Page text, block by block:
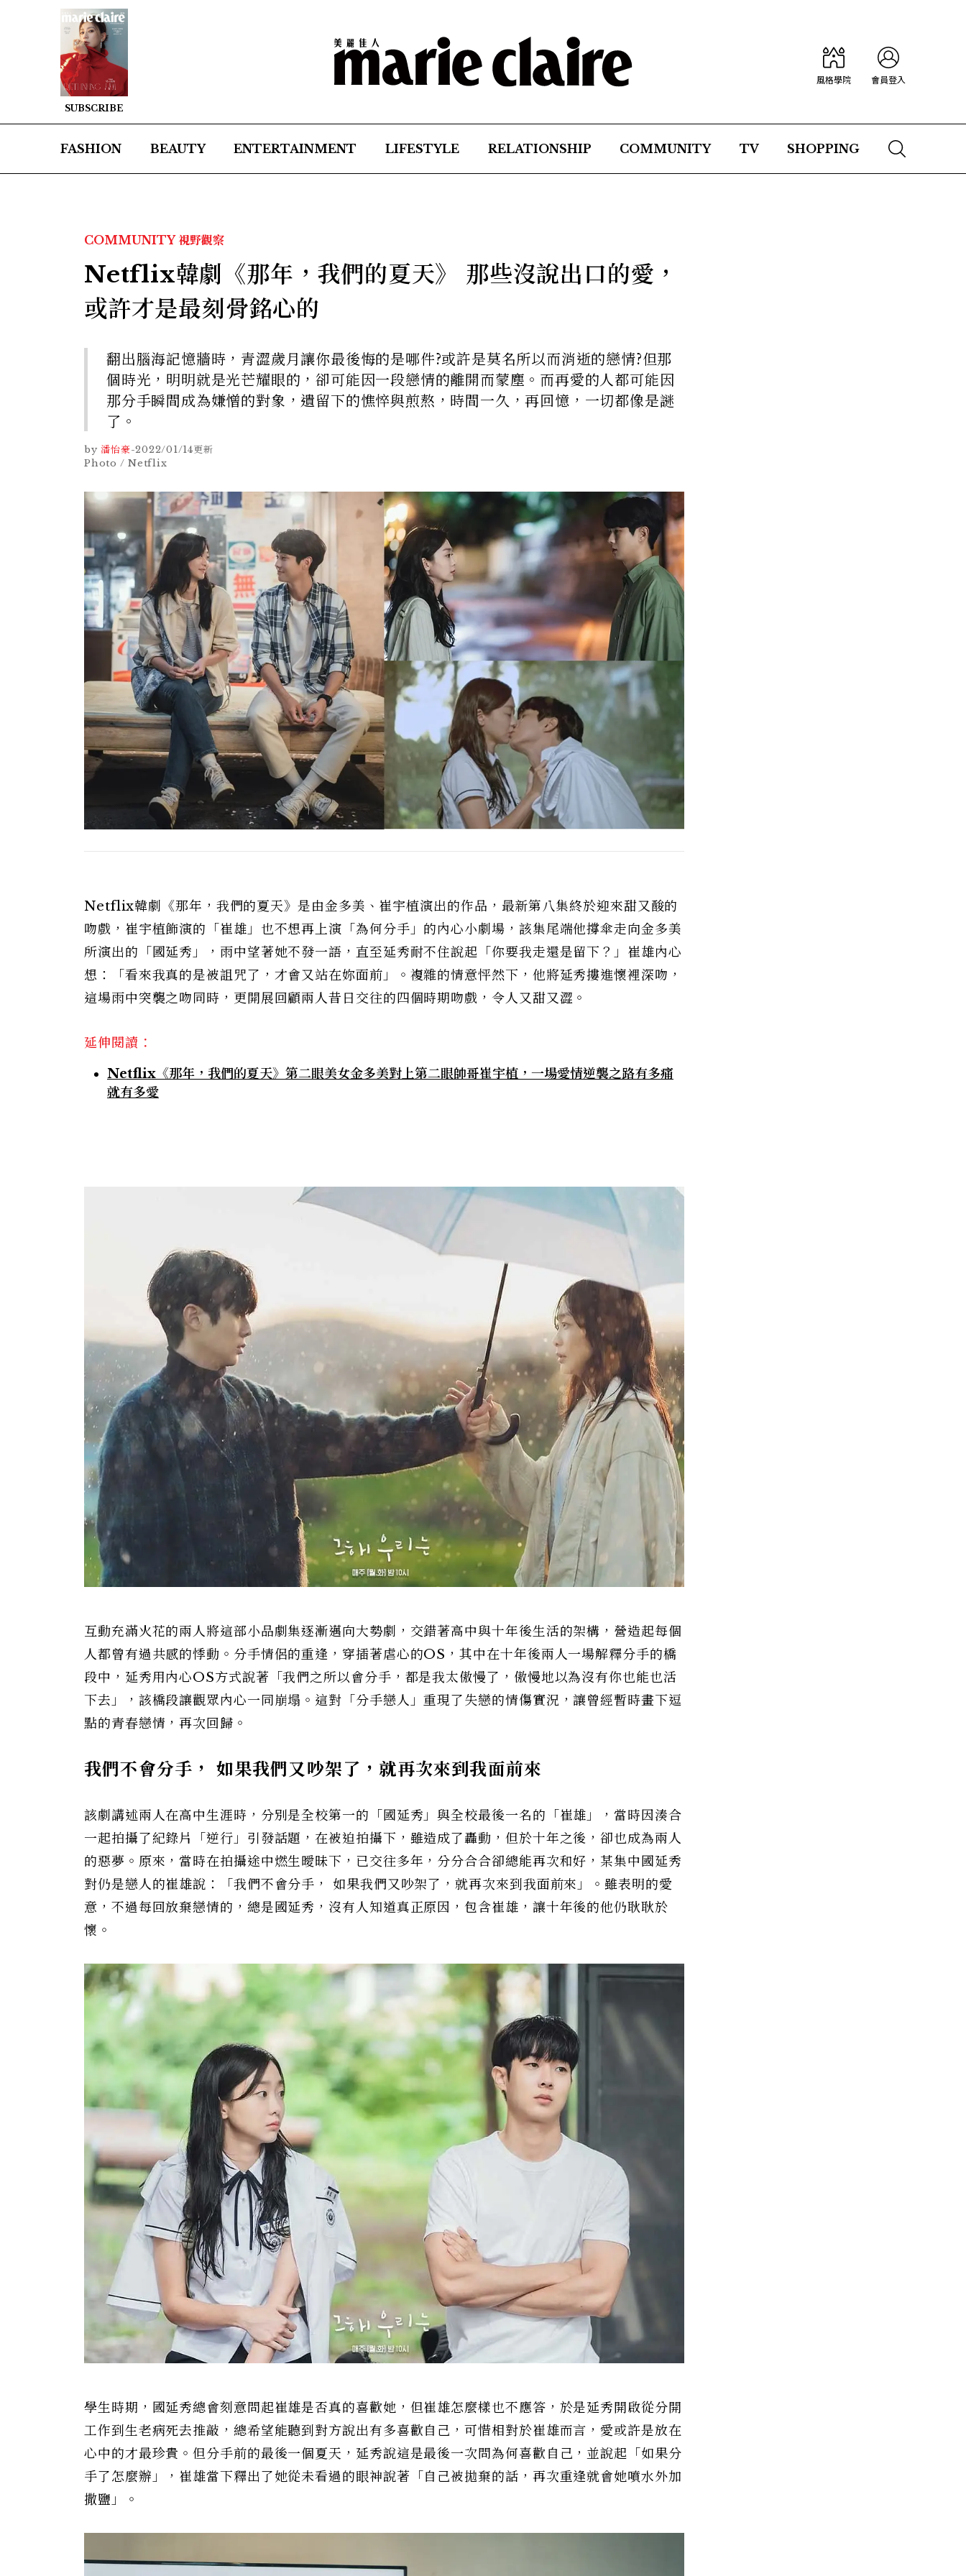
SUBSCRIBE
風格學院 會員登入
FASHION BEAUTY ENTERTAINMENT LIFESTYLE RELATIONSHIP COMMUNITY TV SHOPPING
COMMUNITY 視野觀察
Netflix韓劇《那年，我們的夏天》 那些沒說出口的愛，
或許才是最刻骨銘心的
翻出腦海記憶牆時，青澀歲月讓你最後悔的是哪件?或許是莫名所以而消逝的戀情?但那
個時光，明明就是光芒耀眼的，卻可能因一段戀情的離開而蒙塵。而再愛的人都可能因
那分手瞬間成為嫌憎的對象，遺留下的憔悴與煎熬，時間一久，再回憶，一切都像是謎
了。
by 潘怡豪-2022/01/14更新
Photo / Netflix
Netflix韓劇《那年，我們的夏天》是由金多美、崔宇植演出的作品，最新第八集終於迎來甜又酸的
吻戲，崔宇植飾演的「崔雄」也不想再上演「為何分手」的內心小劇場，該集尾端他撐傘走向金多美
所演出的「國延秀」，雨中望著她不發一語，直至延秀耐不住說起「你要我走還是留下？」崔雄內心
想：「看來我真的是被詛咒了，才會又站在妳面前」。複雜的情意怦然下，他將延秀摟進懷裡深吻，
這場雨中突襲之吻同時，更開展回顧兩人昔日交往的四個時期吻戲，令人又甜又澀。
延伸閱讀：
Netflix《那年，我們的夏天》第二眼美女金多美對上第二眼帥哥崔宇植，一場愛情逆襲之路有多痛
就有多愛
互動充滿火花的兩人將這部小品劇集逐漸邁向大勢劇，交錯著高中與十年後生活的架構，營造起每個
人都曾有過共感的悸動。分手情侶的重逢，穿插著虐心的OS，其中在十年後兩人一場解釋分手的橋
段中，延秀用內心OS方式說著「我們之所以會分手，都是我太傲慢了，傲慢地以為沒有你也能也活
下去」，該橋段讓觀眾內心一同崩塌。這對「分手戀人」重現了失戀的情傷實況，讓曾經暫時畫下逗
點的青春戀情，再次回歸。
我們不會分手， 如果我們又吵架了，就再次來到我面前來
該劇講述兩人在高中生涯時，分別是全校第一的「國延秀」與全校最後一名的「崔雄」，當時因湊合
一起拍攝了紀錄片「逆行」引發話題，在被迫拍攝下，雖造成了轟動，但於十年之後，卻也成為兩人
的惡夢。原來，當時在拍攝途中燃生曖昧下，已交往多年，分分合合卻總能再次和好，某集中國延秀
對仍是戀人的崔雄說：「我們不會分手， 如果我們又吵架了，就再次來到我面前來」。雖表明的愛
意，不過每回放棄戀情的，總是國延秀，沒有人知道真正原因，包含崔雄，讓十年後的他仍耿耿於
懷。
學生時期，國延秀總會刻意問起崔雄是否真的喜歡她，但崔雄怎麼樣也不應答，於是延秀開啟從分開
工作到生老病死去推敲，總希望能聽到對方說出有多喜歡自己，可惜相對於崔雄而言，愛或許是放在
心中的才最珍貴。但分手前的最後一個夏天，延秀說這是最後一次問為何喜歡自己，並說起「如果分
手了怎麼辦」，崔雄當下釋出了她從未看過的眼神說著「自己被拋棄的話，再次重逢就會她噴水外加
撒鹽」。